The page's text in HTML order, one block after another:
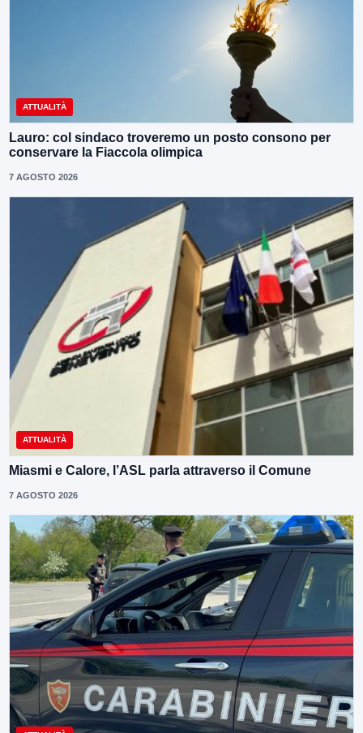
ATTUALITÀ
Lauro: col sindaco troveremo un posto consono per
conservare la Fiaccola olimpica
7 AGOSTO 2026
ATTUALITÀ
Miasmi e Calore, l’ASL parla attraverso il Comune
7 AGOSTO 2026